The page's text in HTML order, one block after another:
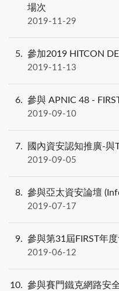
場次
2019-11-29
5 參加2019 HITCON
2019-11-13
6 參與 APNIC 48 -
2019-09-10
7 國內資安認知推廣-與
2019-09-05
8 參與亞太資安論壇
2019-07-17
9 參與第31屆FIRST年
2019-06-12
10
參與賽門鐵克網路安